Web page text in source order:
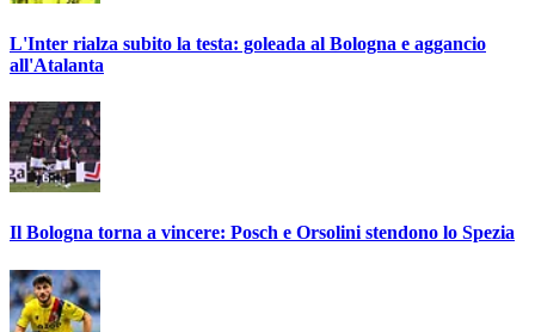
L'Inter rialza subito la testa: goleada al Bologna e aggancio
all'Atalanta
Il Bologna torna a vincere: Posch e Orsolini stendono lo Spezia